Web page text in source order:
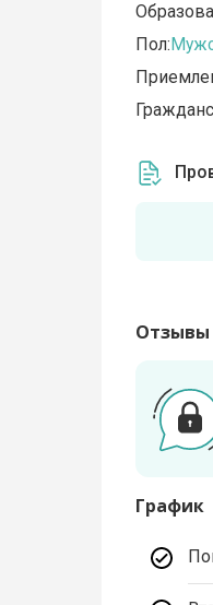
Пол:
Отзывы
График